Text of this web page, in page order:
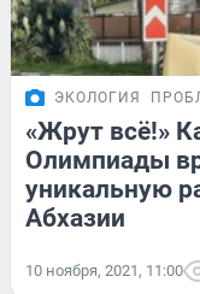
ЭКОЛОГИЯ
«Жрут всё!»
Олимпиады
уникальную
Абхазии
10 ноября, 2021, 11:00